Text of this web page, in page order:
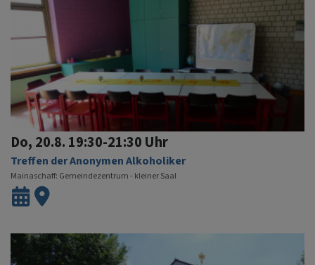
Do, 20.8. 19:30-21:30 Uhr
Treffen der Anonymen Alkoholiker
Mainaschaff Gemeindezentrum - kleiner Saal